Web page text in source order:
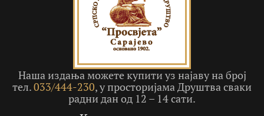
Наша издања можете купити уз најаву на број
тел.033/444-230, у просторијама Друштва сваки
радни дан од 12 – 14 сати.